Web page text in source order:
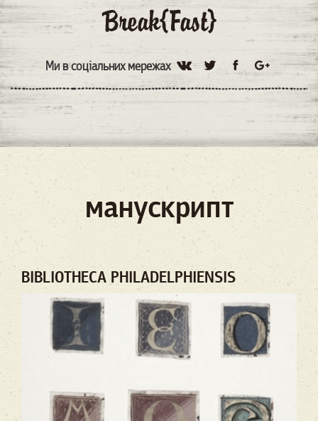
Ми в соціальних мережах
манускрипт
BIBLIOTHECA PHILADELPHIENSIS